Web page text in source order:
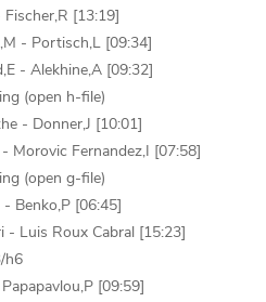
[13:19]
- Portisch,L [09:34]
- Alekhine,A [09:32]
(open h-file)
- Donner,J [10:01]
Morovic Fernandez,I [07:58]
(open g-file)
Benko,P [06:45]
- Luis Roux Cabral [15:23]
h6
[09:59]